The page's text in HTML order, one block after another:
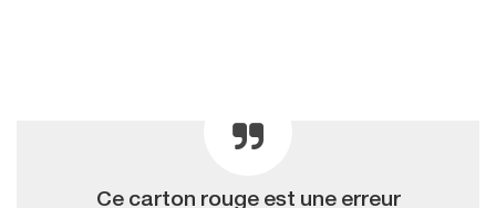
Ce carton rouge est une erreur